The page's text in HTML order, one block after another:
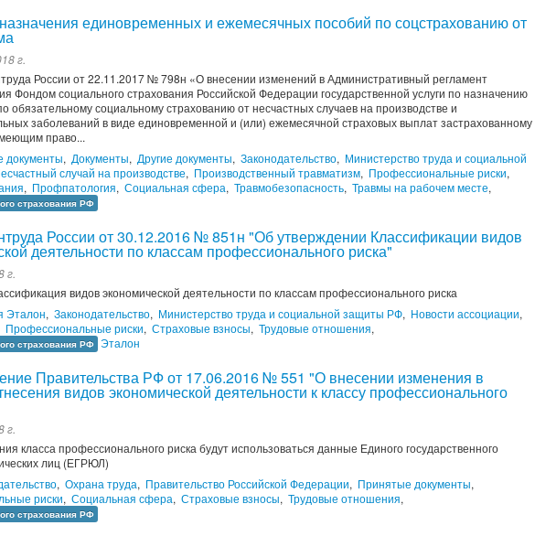
единовременных и ежемесячных пособий по соцстрахованию от
г.
России от 22.11.2017 № 798н «О внесении изменений в Административный регламент
Фондом социального страхования Российской Федерации государственной услуги по назначению
обязательному социальному страхованию от несчастных случаев на производстве и
заболеваний в виде единовременной и (или) ежемесячной страховых выплат застрахованному
право...
документы, Документы, Другие документы, Законодательство, Министерство труда и социальной
случай на производстве, Производственный травматизм, Профессиональные риски,
, Профпатология, Социальная сфера, Травмобезопасность, Травмы на рабочем месте,
страхования РФ
России от 30.12.2016 № 851н "Об утверждении Классификации видов
деятельности по классам профессионального риска"
г.
видов экономической деятельности по классам профессионального риска
Эталон, Законодательство, Министерство труда и социальной защиты РФ, Новости ассоциации,
Профессиональные риски, Страховые взносы, Трудовые отношения,
страхования РФ Эталон
Правительства РФ от 17.06.2016 № 551 "О внесении изменения в
видов экономической деятельности к классу профессионального
г.
класса профессионального риска будут использоваться данные Единого государственного
лиц (ЕГРЮЛ)
, Охрана труда, Правительство Российской Федерации, Принятые документы,
риски, Социальная сфера, Страховые взносы, Трудовые отношения,
страхования РФ